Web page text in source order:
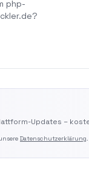
php-
Updates –
Datenschutzerklärung.